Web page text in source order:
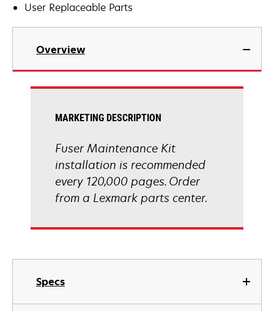
User Replaceable Parts
Overview
Specs
MARKETING DESCRIPTION
Fuser Maintenance Kit
installation is recommended
every 120,000 pages. Order
from a Lexmark parts center.